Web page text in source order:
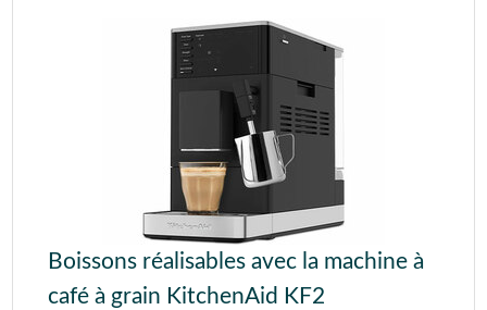
Boissons réalisables avec la machine à
café à grain KitchenAid KF2